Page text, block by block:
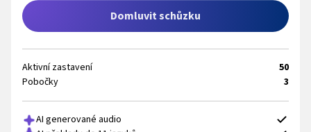
Domluvit schůzku
Aktivní zastavení
50
Pobočky
3
AI generované audio